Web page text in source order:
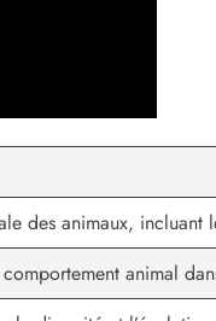
des animaux,
animal